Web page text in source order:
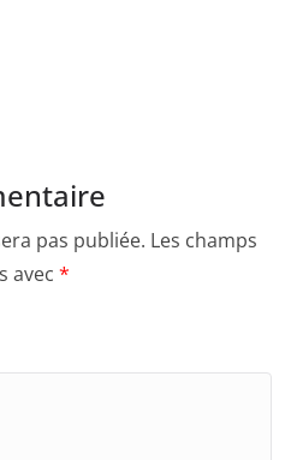
pas publiée. Les champs
avec *